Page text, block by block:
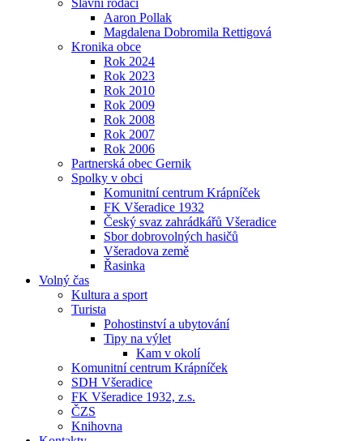
Slavní rodáci
Aaron Pollak
Magdalena Dobromila Rettigová
Kronika obce
Rok 2024
Rok 2023
Rok 2010
Rok 2009
Rok 2008
Rok 2007
Rok 2006
Partnerská obec Gernik
Spolky v obci
Komunitní centrum Krápníček
FK Všeradice 1932
Český svaz zahrádkářů Všeradice
Sbor dobrovolných hasičů
Všeradova země
Řasinka
Volný čas
Kultura a sport
Turista
Pohostinství a ubytování
Tipy na výlet
Kam v okolí
Komunitní centrum Krápníček
SDH Všeradice
FK Všeradice 1932, z.s.
ČZS
Knihovna